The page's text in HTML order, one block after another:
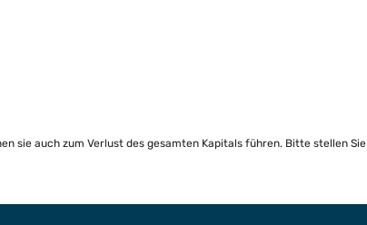
sie auch zum Verlust des gesamten Kapitals führen. Bitte stellen